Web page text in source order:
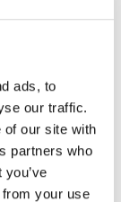
ads, to
our traffic.
of our site with
partners who
your use